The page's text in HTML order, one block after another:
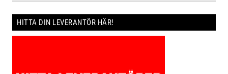
HITTA DIN LEVERANTÖR HÄR!